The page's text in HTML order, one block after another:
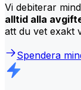
Vi debiterar
alltid alla
att du vet exakt
Spendera